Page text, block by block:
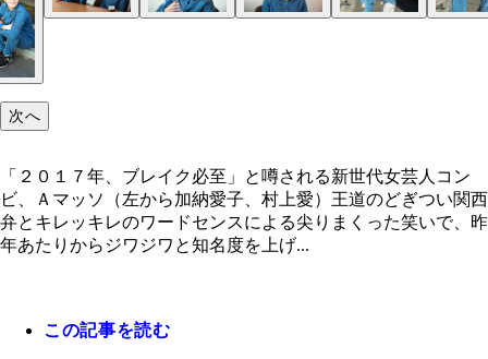
次へ
「２０１７年、ブレイク必至」と噂される新世代女芸人コン
ビ、Ａマッソ（左から加納愛子、村上愛）王道のどぎつい関西
弁とキレッキレのワードセンスによる尖りまくった笑いで、昨
年あたりからジワジワと知名度を上げ...
この記事を読む